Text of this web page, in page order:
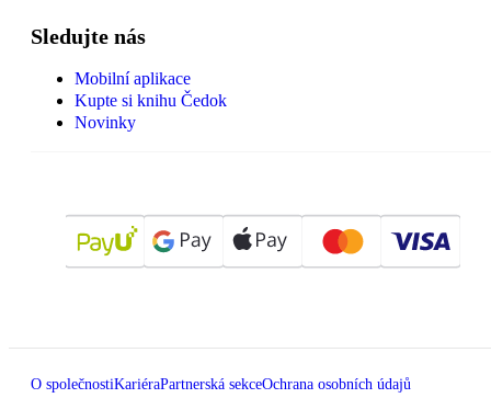
Sledujte nás
Mobilní aplikace
Kupte si knihu Čedok
Novinky
O společnostiKariéraPartnerská sekceOchrana osobních údajů